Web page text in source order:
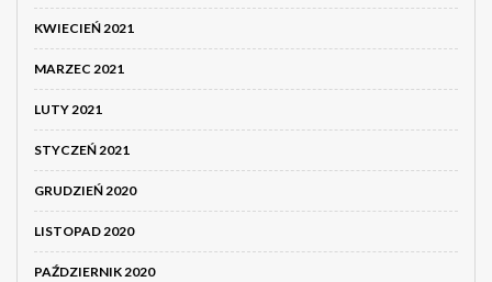
KWIECIEŃ 2021
MARZEC 2021
LUTY 2021
STYCZEŃ 2021
GRUDZIEŃ 2020
LISTOPAD 2020
PAŹDZIERNIK 2020